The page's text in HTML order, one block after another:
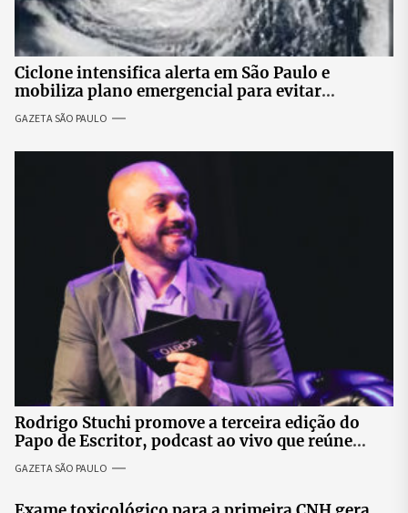
Ciclone intensifica alerta em São Paulo e
mobiliza plano emergencial para evitar
impactos no fornecimento de energia
GAZETA SÃO PAULO
Rodrigo Stuchi promove a terceira edição do
Papo de Escritor, podcast ao vivo que reúne
especialistas para discutir saúde mental e
prosperidade.
GAZETA SÃO PAULO